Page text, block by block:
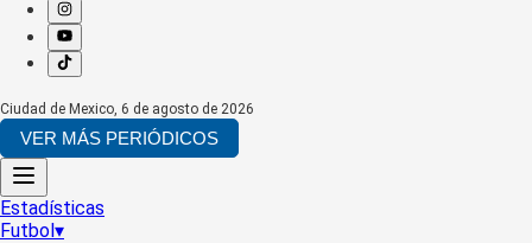
Ciudad de Mexico, 6 de agosto de 2026
VER MÁS PERIÓDICOS
Estadísticas
Futbol▾